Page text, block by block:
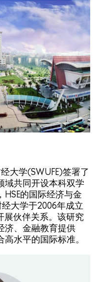
大学(SWUFE)签署了
域共同开设本科双学
的国际经济与金
大学于2006年成立
展伙伴关系。该研究
济、金融教育提供
水平的国际标准。